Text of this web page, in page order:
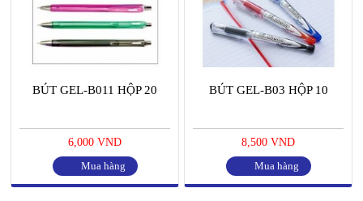
BÚT GEL-B011 HỘP 20
6,000 VND
Mua hàng
BÚT GEL-B03 HỘP 10
8,500 VND
Mua hàng